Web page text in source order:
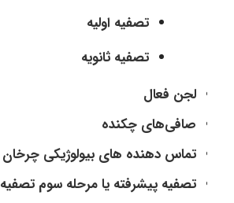
تصفیه اولیه
تصفیه ثانویه
لجن فعال
صافی‌های چکنده
تماس دهنده های بیولوژیکی چرخان
تصفیه پیشرفته یا مرحله سوم تصفیه